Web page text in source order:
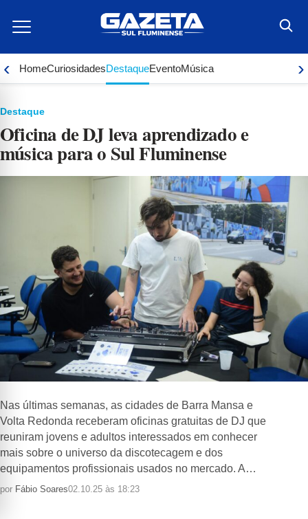
para
conteúdo
‹ HomeCuriosidadesDestaqueEventoMúsica ›
Destaque
Oficina de DJ leva aprendizado e
música para o Sul Fluminense
Nas últimas semanas, as cidades de Barra Mansa e
Volta Redonda receberam oficinas gratuitas de DJ que
reuniram jovens e adultos interessados em conhecer
mais sobre o universo da discotecagem e dos
equipamentos profissionais usados no mercado. A…
por Fábio Soares02.10.25 às 18:23